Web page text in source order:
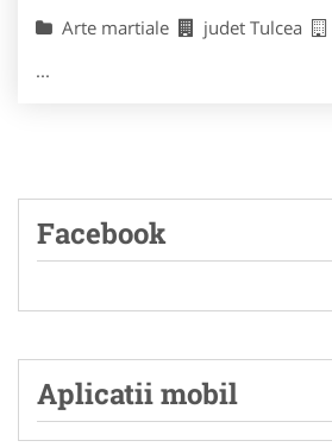
Arte martiale judet Tulcea
...
Facebook
Aplicatii mobil